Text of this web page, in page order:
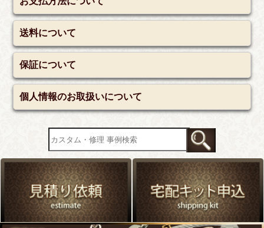
送料について
保証について
個人情報のお取扱いについて